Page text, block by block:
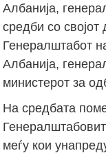
Албанија,
средби со
Генералштабот
Албанија,
министерот за
На средбата
меѓу кои